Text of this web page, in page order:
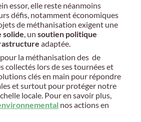
essor, elle reste néanmoins
défis, notamment économiques
de méthanisation exigent une
solide, unsoutien politique
adaptée.
la méthanisation des de
collectés lors de ses tournées et
clés en main pour répondre
et surtout pour protéger notre
locale. Pour en savoir plus,
nos actions en